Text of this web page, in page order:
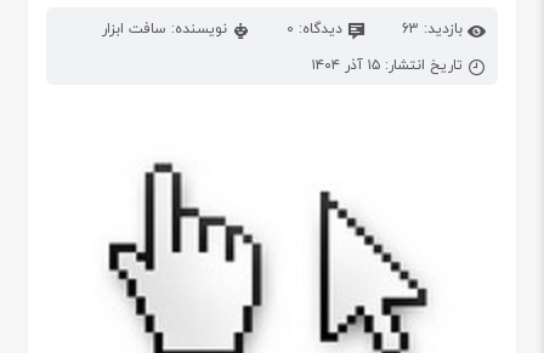
بازدید: 63 دیدگاه: 0
نویسنده: سافت ابزار
تاریخ انتشار: ۱۵ آذر ۱۴۰۴